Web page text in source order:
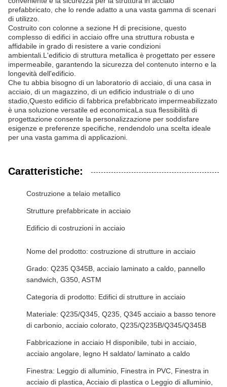
prefabbricato, che lo rende adatto a una vasta gamma di scenari
di utilizzo.
Costruito con colonne a sezione H di precisione, questo
complesso di edifici in acciaio offre una struttura robusta e
affidabile in grado di resistere a varie condizioni
ambientali.L'edificio di struttura metallica è progettato per essere
impermeabile, garantendo la sicurezza del contenuto interno e la
longevità dell'edificio.
Che tu abbia bisogno di un laboratorio di acciaio, di una casa in
acciaio, di un magazzino, di un edificio industriale o di uno
stadio,Questo edificio di fabbrica prefabbricato impermeabilizzato
è una soluzione versatile ed economicaLa sua flessibilità di
progettazione consente la personalizzazione per soddisfare
esigenze e preferenze specifiche, rendendolo una scelta ideale
per una vasta gamma di applicazioni.
Caratteristiche:
Costruzione a telaio metallico
Strutture prefabbricate in acciaio
Edificio di costruzioni in acciaio
Nome del prodotto: costruzione di strutture in acciaio
Grado: Q235 Q345B, acciaio laminato a caldo, pannello
sandwich, G350, ASTM
Categoria di prodotto: Edifici di strutture in acciaio
Materiale: Q235/Q345, Q235, Q345 acciaio a basso tenore
di carbonio, acciaio colorato, Q235/Q235B/Q345/Q345B
Fabbricazione in acciaio H disponibile, tubi in acciaio,
acciaio angolare, legno H saldato/ laminato a caldo
Finestra: Leggio di alluminio, Finestra in PVC, Finestra in
acciaio di plastica, Acciaio di plastica o Leggio di alluminio,